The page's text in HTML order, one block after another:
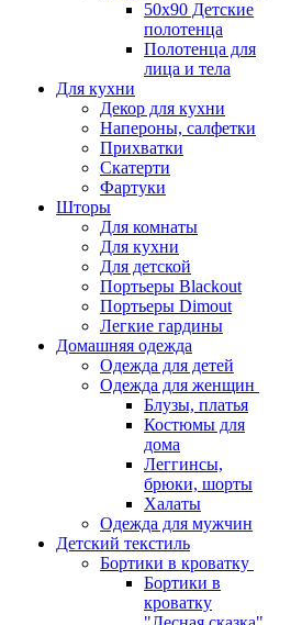
50х90 Детские
полотенца
Полотенца для
лица и тела
Для кухни
Декор для кухни
Напероны, салфетки
Прихватки
Скатерти
Фартуки
Шторы
Для комнаты
Для кухни
Для детской
Портьеры Blackout
Портьеры Dimout
Легкие гардины
Домашняя одежда
Одежда для детей
Одежда для женщин
Блузы, платья
Костюмы для
дома
Леггинсы,
брюки, шорты
Халаты
Одежда для мужчин
Детский текстиль
Бортики в кроватку
Бортики в
кроватку